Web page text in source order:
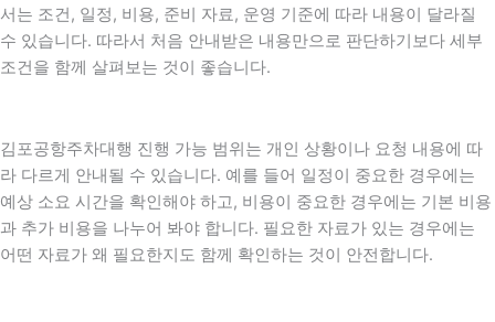
서는 조건, 일정, 비용, 준비 자료, 운영 기준에 따라 내용이 달라질
수 있습니다. 따라서 처음 안내받은 내용만으로 판단하기보다 세부
조건을 함께 살펴보는 것이 좋습니다.
김포공항주차대행 진행 가능 범위는 개인 상황이나 요청 내용에 따
라 다르게 안내될 수 있습니다. 예를 들어 일정이 중요한 경우에는
예상 소요 시간을 확인해야 하고, 비용이 중요한 경우에는 기본 비용
과 추가 비용을 나누어 봐야 합니다. 필요한 자료가 있는 경우에는
어떤 자료가 왜 필요한지도 함께 확인하는 것이 안전합니다.